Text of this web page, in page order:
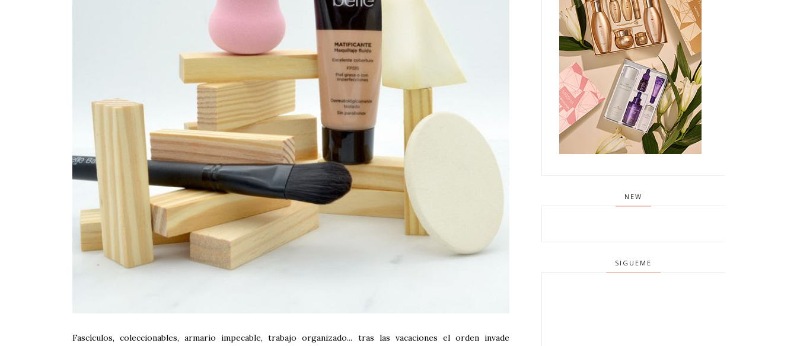
Fascículos, coleccionables, armario impecable, trabajo organizado... tras las vacaciones el orden invade
NEW
SIGUEME